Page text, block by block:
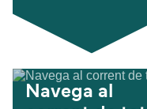
Navega al